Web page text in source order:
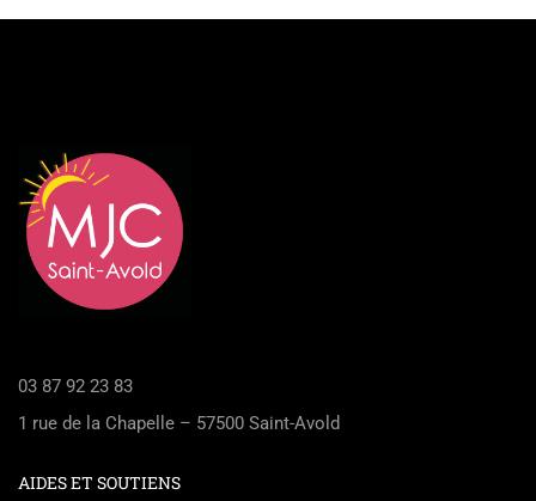
03 87 92 23 83
1 rue de la Chapelle – 57500 Saint-Avold
AIDES ET SOUTIENS